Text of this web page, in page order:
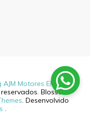
AJM Motores Elétricos
Blossom
. Desenvolvido
.